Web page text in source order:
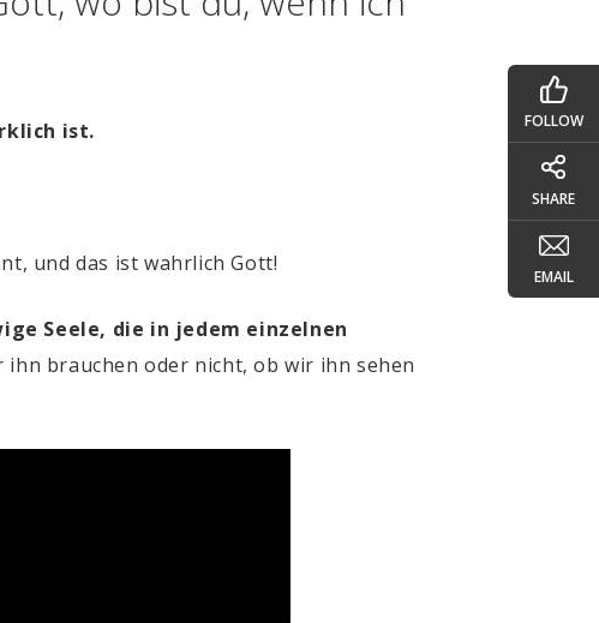
ist.
und das ist wahrlich Gott!
Seele, die in jedem einzelnen
brauchen oder nicht, ob wir ihn sehen
FOLLOW
SHARE
EMAIL